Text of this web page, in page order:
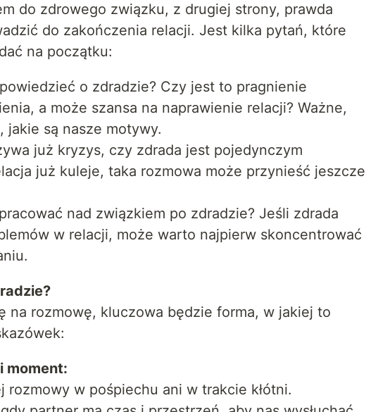
do zdrowego związku, z drugiej strony, prawda
do zakończenia relacji. Jest kilka pytań, które
na początku:
o zdradzie? Czy jest to pragnienie
a może szansa na naprawienie relacji? Ważne,
jakie są nasze motywy.
już kryzys, czy zdrada jest pojedynczym
już kuleje, taka rozmowa może przynieść jeszcze
nad związkiem po zdradzie? Jeśli zdrada
w relacji, może warto najpierw skoncentrować
na rozmowę, kluczowa będzie forma, w jakiej to
moment:
rozmowy w pośpiechu ani w trakcie kłótni.